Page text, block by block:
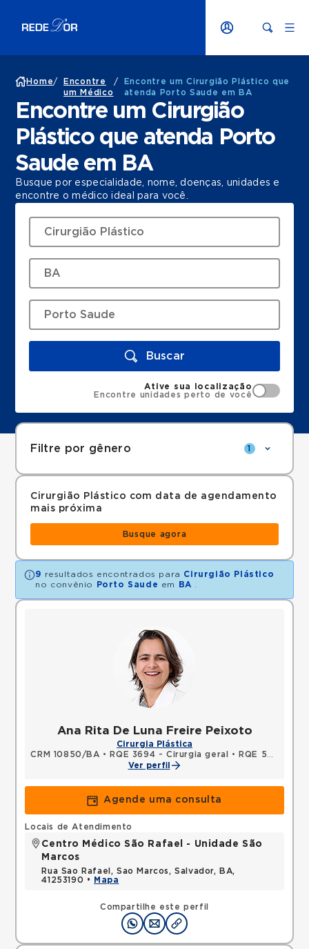
Home/
Encontre
um Médico
/
Encontre um Cirurgião Plástico que
atenda Porto Saude em BA
Encontre um Cirurgião
Plástico que atenda Porto
Saude em BA
Busque por especialidade, nome, doenças, unidades e
encontre o médico ideal para você.
Buscar
Ative sua localização
Encontre unidades perto de você
Filtre por gênero 1
Cirurgião Plástico com data de agendamento
mais próxima
Busque agora
9 resultados encontrados para Cirurgião Plástico
no convênio
Porto Saude em BA
Ana Rita De Luna Freire Peixoto
Cirurgia Plástica
CRM 10850/BA • RQE 3694 - Cirurgia geral •
RQE 5654 - Cirurgia plástica
Ver perfil
Agende uma consulta
Compartilhe este perfil
Locais de Atendimento
Centro Médico São Rafael - Unidade São
Marcos
Rua Sao Rafael, Sao Marcos, Salvador, BA,
41253190 •
Mapa